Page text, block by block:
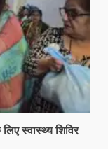
स्वास्थ्य शिविर